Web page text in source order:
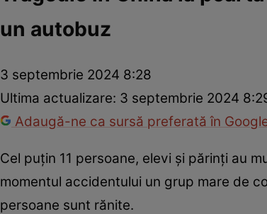
InternaționalFapt divers
un autobuz
3 septembrie 2024 8:28
Ultima actualizare: 3 septembrie 2024
Adaugă-ne ca sursă preferată în
Cel puțin 11 persoane, elevi și părinți au
momentul accidentului un grup mare de
persoane sunt rănite.